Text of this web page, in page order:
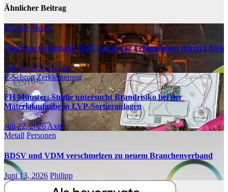
Ähnlicher Beitrag
Energie Metall
Streit um Grünstahl: BDE warnt vor Fehlanreizen durch LESS
Juli 31, 2026 Philipp
E-Schrott Zerkleinerung
FH Münster: Studie untersucht Brandrisiko bei der
Materialaufgabe in LVP-Sortieranlagen
Juli 22, 2026Axel
Metall Personen
BDSV und VDM verschmelzen zu neuem Branchenverband
Juni 13, 2026 Philipp